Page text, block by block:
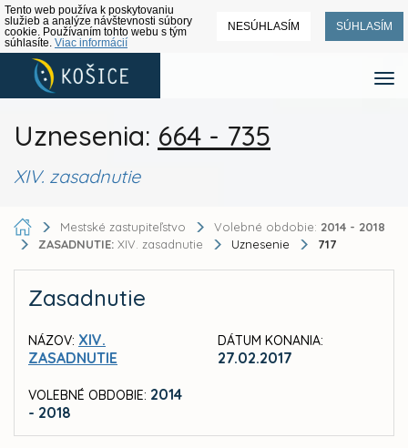
Tento web používa k poskytovaniu
služieb a analýze návštevnosti súbory
cookie. Používaním tohto webu s tým
súhlasíte. Viac informácií
NESÚHLASÍM SÚHLASÍM
Uznesenia: 664 - 735
XIV. zasadnutie
Mestské zastupiteľstvo Volebné obdobie: 2014 - 2018
ZASADNUTIE: XIV. zasadnutie Uznesenie 717
Zasadnutie
NÁZOV: XIV.
ZASADNUTIE
VOLEBNÉ OBDOBIE: 2014
- 2018
DÁTUM KONANIA:
27.02.2017